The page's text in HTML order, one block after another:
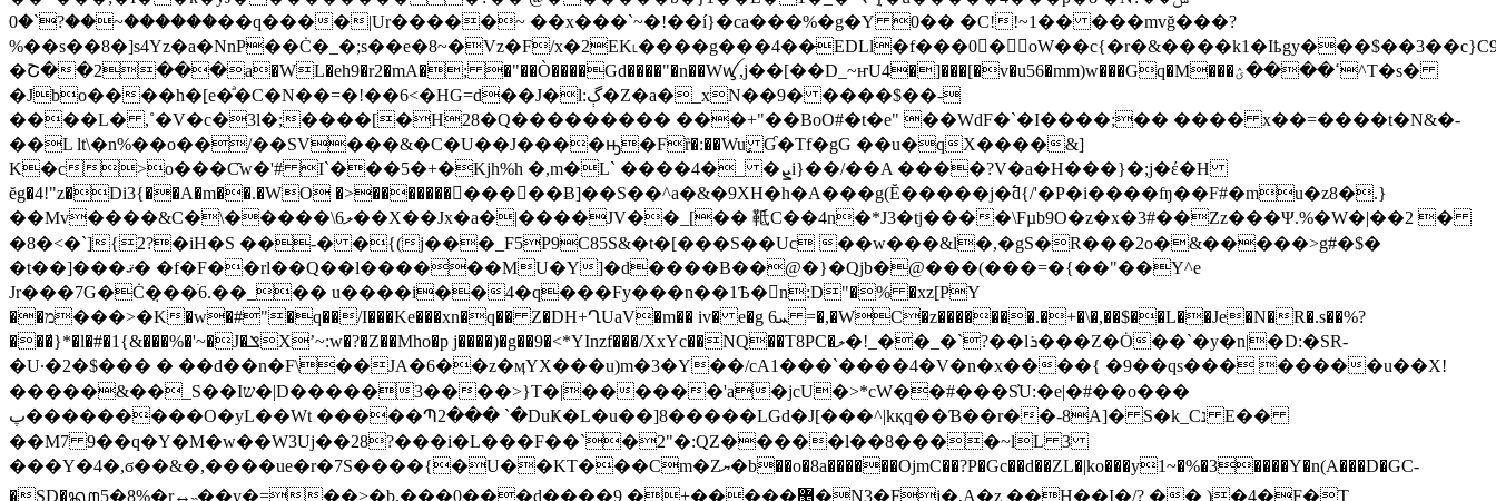
������~��?`�0��q����|Ur�����~ ��x���`~�!��í}�ca���%�g�Y 0�� �C!!~1�� ���mvğ���?
%��s��8�]s4Yz�a�NnP��Ċ�_�;s��e�8~�Vz�F/x�2EK˪����g���4��̵EDLl�f���0򍑵�
�Շ��2���a�WL�eh9�r2�mA�; �"��Ò����Gd����"�n��Wꪟ,j��[��D_~ҥU4�]���[�v�u56�mm)w���Gq�M���ߵ����ؽ^T�s�
�Jbo����h�[e�ͣ�C�N��=�!��6<�HG=d��J�l:ڳ�Z�a�_xN��9� ����$��-
����L� ,˚�V�c�3l�;����[�H28�Q��������� ���+"��BoO#�t�e" ��WdF�`�I����;�� ���� x��=����t�N&�-
��L lt\�n%��o��/��SV���&�C�U��J����ԣ�Fȑ�:��Wu ٕƓ�Tf�gG ��u�qX����&]
K�c>o���C̑w�'# I`���5�+�Kjh%h �,m�L` ����4�_ �ܨi}��/��A ����?V�a�H���}�;j�έ�H
ĕg�4!"z�Di3{��A�m��.�WO �>�������񎵬�����Ƀ]��S��^a�&�9XH�h�A���g(Ĕ�����j�߱d{/'�P�i����ʩ��F#�mu�z8�.}
��Mv����&C�\�����\ލ6��X��Jx�a�|����JV��_[�� 䩚C��4n�*J3�tj����\Fµb9O�z�x�3#��Zz���Ψ.%�W�|��2 �
�8�<�`]{2?�iH�S ��-� �{(j���_F5P9C85S&�t�[���S��Uc ��w���&l�,�gS�R���2o�&�����˃g#�$�
�t��]���ޤ� �f�F��rl��Q��l������MU�Y]�d����B��@�}�Qjb�@���(���=�{��"��Y^e
Jr���7G�Ċ�̣��ׄ6.��_�� u����i��4�q���Fy���n��1Ѣ�n:D"�% �xz[PY
��מ���>�K�w�#"�q��/I���Ke���xn�q�� Z�DH+ՂUaV�m�� iv� e�g ܚ6 =�,�WC�z�������.�+�\�,��$��L��Je�N�R�.s��%?
���̛}*�l�#�1{&���%�'~�J�ݏXʼ~:w�?�Z��Mho�p j����)�g��9�<*YInzf���/XxYc��NQ��T8PC�ލ�!_��_�`?��lܪ���Z�Ȯ��`�y�n|�D:�SR-
�U·�2�$��� � ��d��n�F\��JA�6��z�ӎYX���u)m�3�Y��/cA1���`����4�V�n�x����{ �9��qs��� �����u��X!
�����&��_S��Iש�|D�����3����>}T�|������'a�jcU�>*cW��#���S҆U:�e|�#��o���
پ���������Ο�yL��Wt �����Պ2��� `�DuҜ�L�u�� ]8�����LGd�J[���^|kқq��Ɓ��r��-8A]� S�k_Cנ E��
��M7 9��q�Y�M�w��W3Uj��28?���i�L���F��`�2"�:QZ�����l��8����~lL 3
���Y�4�,ϭ��&�,����ue�r�7S����{�U��KT���Cm�Zޔ�b��o�8a������OjmC��?P�Gc��d��ZL�|ko���y1~�%�3����Y�n(A���D�GC-
�SD�ᭆ5�8%�r↔˵��y�=��>�b,���0���d����9 �+�����޵�N3�Fj�,A�z ��H��I�/? �� )�4�F�T